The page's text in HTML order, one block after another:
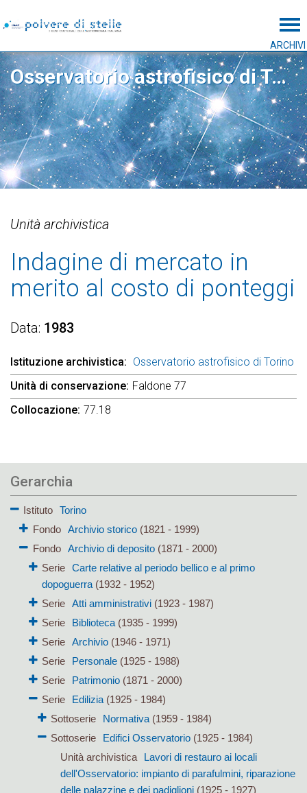
ARCHIVI
Osservatorio astrofisico di Torino
Unità archivistica
Indagine di mercato in
merito al costo di ponteggi
Data 1983
Istituzione archivistica
Osservatorio astrofisico di Torino
Unità di conservazione Faldone 77
Collocazione 77.18
Gerarchia
Istituto
Torino
Fondo
Archivio storico(1821 - 1999)
Fondo
Archivio di deposito(1871 - 2000)
Serie Carte relative al periodo bellico e al primo
dopoguerra(1932 - 1952)
Serie Atti amministrativi(1923 - 1987)
Serie
Biblioteca(1935 - 1999)
Serie Archivio(1946 - 1971)
Serie
Personale(1925 - 1988)
Serie
Patrimonio(1871 - 2000)
Serie
Edilizia(1925 - 1984)
Sottoserie
Normativa (1959 - 1984)
Sottoserie
Edifici Osservatorio (1925 - 1984)
Unità archivistica
Lavori di restauro ai locali
dell'Osservatorio: impianto di parafulmini, riparazione
delle palazzine e dei padiglioni(1925 - 1927)